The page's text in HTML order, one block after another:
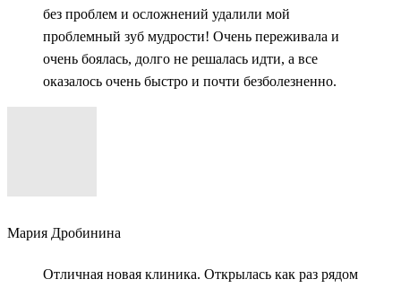
без проблем и осложнений удалили мой
проблемный зуб мудрости! Очень переживала и
очень боялась, долго не решалась идти, а все
оказалось очень быстро и почти безболезненно.
Мария Дробинина
Отличная новая клиника. Открылась как раз рядом